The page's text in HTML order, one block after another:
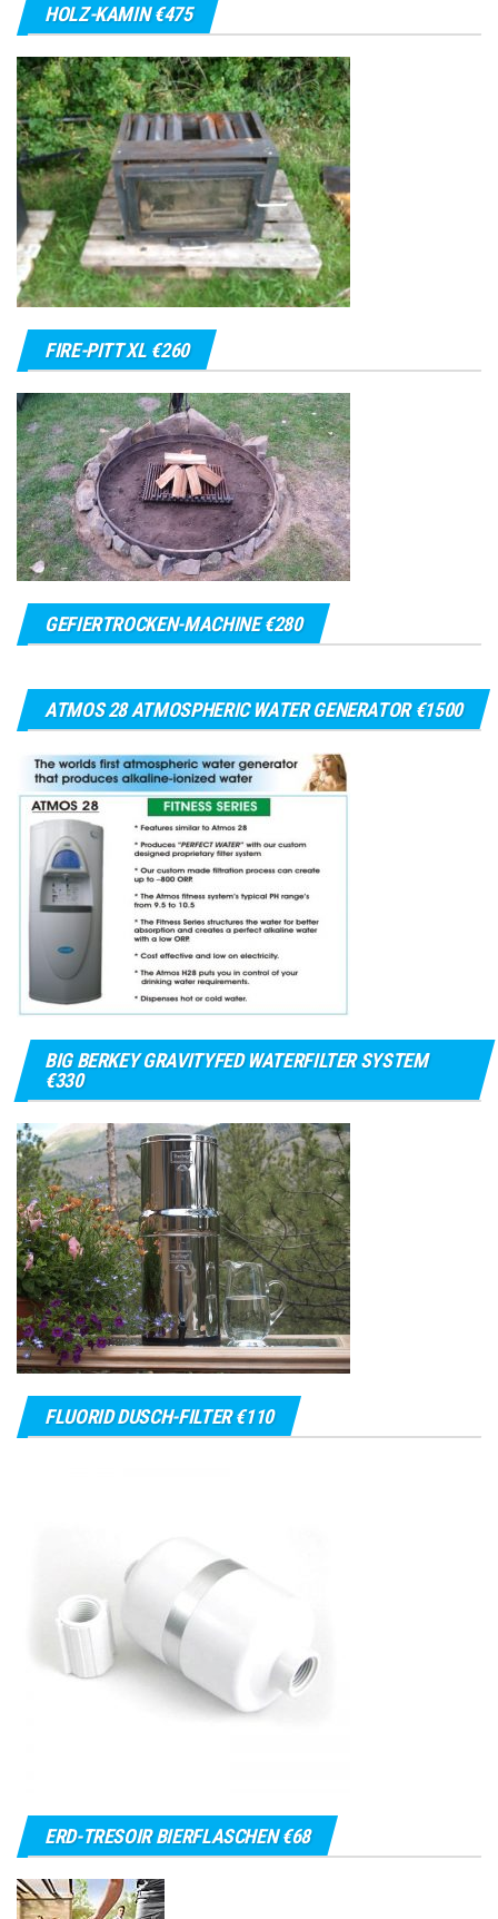
HOLZ-KAMIN €475
FIRE-PITT XL €260
GEFIERTROCKEN-MACHINE €280
ATMOS 28 ATMOSPHERIC WATER GENERATOR €1500
BIG BERKEY GRAVITYFED WATERFILTER SYSTEM
€330
FLUORID DUSCH-FILTER €110
ERD-TRESOIR BIERFLASCHEN €68